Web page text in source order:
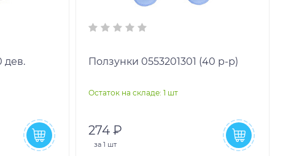
дев. Ползунки 0553201301 (40 р-р)
Остаток на складе: 1 шт
274 ₽
за1 шт